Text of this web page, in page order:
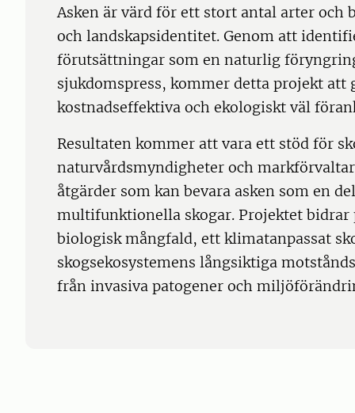
Asken är värd för ett stort antal arter
och landskapsidentitet. Genom att
förutsättningar som en naturlig
sjukdomspress, kommer detta projekt att
kostnadseffektiva och ekologiskt väl
Resultaten kommer att vara ett stöd för
naturvårdsmyndigheter och
åtgärder som kan bevara asken som en
multifunktionella skogar. Projektet
biologisk mångfald, ett klimatanpassat
skogsekosystemens långsiktiga
från invasiva patogener och